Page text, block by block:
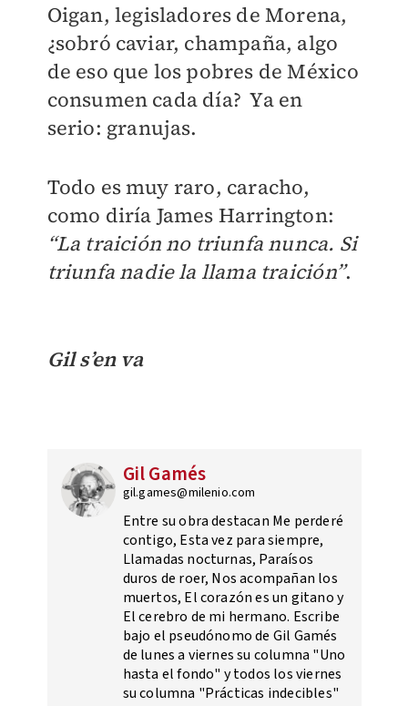
Oigan, legisladores de Morena,
¿sobró caviar, champaña, algo
de eso que los pobres de México
consumen cada día? Ya en
serio: granujas.
Todo es muy raro, caracho,
como diría James Harrington:
“La traición no triunfa nunca. Si
triunfa nadie la llama traición”.
Gil s’en va
Gil Gamés
gil.games@milenio.com
Entre su obra destacan Me perderé
contigo, Esta vez para siempre,
Llamadas nocturnas, Paraísos
duros de roer, Nos acompañan los
muertos, El corazón es un gitano y
El cerebro de mi hermano. Escribe
bajo el pseudónomo de Gil Gamés
de lunes a viernes su columna "Uno
hasta el fondo" y todos los viernes
su columna "Prácticas indecibles"